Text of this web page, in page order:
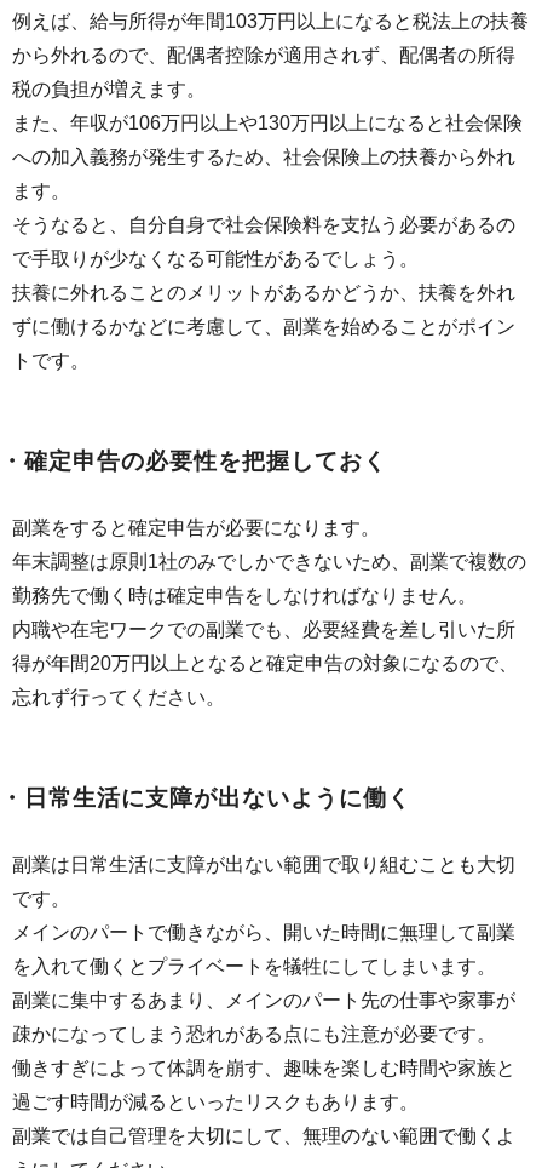
例えば、給与所得が年間103万円以上になると税法上の扶養
から外れるので、配偶者控除が適用されず、配偶者の所得
税の負担が増えます。
また、年収が106万円以上や130万円以上になると社会保険
への加入義務が発生するため、社会保険上の扶養から外れ
ます。
そうなると、自分自身で社会保険料を支払う必要があるの
で手取りが少なくなる可能性があるでしょう。
扶養に外れることのメリットがあるかどうか、扶養を外れ
ずに働けるかなどに考慮して、副業を始めることがポイン
トです。
・確定申告の必要性を把握しておく
副業をすると確定申告が必要になります。
年末調整は原則1社のみでしかできないため、副業で複数の
勤務先で働く時は確定申告をしなければなりません。
内職や在宅ワークでの副業でも、必要経費を差し引いた所
得が年間20万円以上となると確定申告の対象になるので、
忘れず行ってください。
・日常生活に支障が出ないように働く
副業は日常生活に支障が出ない範囲で取り組むことも大切
です。
メインのパートで働きながら、開いた時間に無理して副業
を入れて働くとプライベートを犠牲にしてしまいます。
副業に集中するあまり、メインのパート先の仕事や家事が
疎かになってしまう恐れがある点にも注意が必要です。
働きすぎによって体調を崩す、趣味を楽しむ時間や家族と
過ごす時間が減るといったリスクもあります。
副業では自己管理を大切にして、無理のない範囲で働くよ